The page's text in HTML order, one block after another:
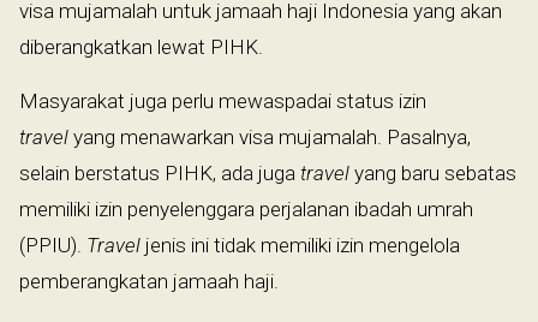
visa mujamalah untuk jamaah haji Indonesia yang akan
diberangkatkan lewat PIHK.
Masyarakat juga perlu mewaspadai status izin
travel yang menawarkan visa mujamalah. Pasalnya,
selain berstatus PIHK, ada juga travel yang baru sebatas
memiliki izin penyelenggara perjalanan ibadah umrah
(PPIU). Travel jenis ini tidak memiliki izin mengelola
pemberangkatan jamaah haji.